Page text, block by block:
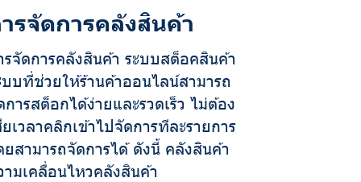
รจัดการคลังสินค้า
รจัดการคลังสินค้า ระบบสต็อคสินค้า
บบที่ช่วยให้ร้านค้าออนไลน์สามารถ
การสต็อกได้ง่ายและรวดเร็ว ไม่ต้อง
ยเวลาคลิกเข้าไปจัดการทีละรายการ
ยสามารถจัดการได้ ดังนี้ คลังสินค้า
ามเคลื่อนไหวคลังสินค้า